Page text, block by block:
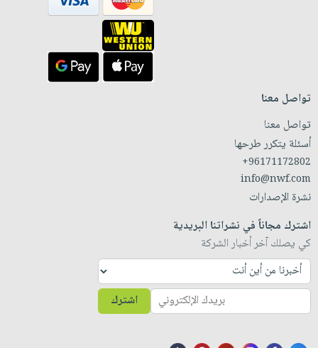
تواصل معنا
تواصل معنا
أسئلة يتكرر طرحها
+96171172802
info@nwf.com
نشرة الإصدارات
اشترك مجاناً في نشراتنا البريدية
كي يصلك آخر أخبار الشركة
اشترك